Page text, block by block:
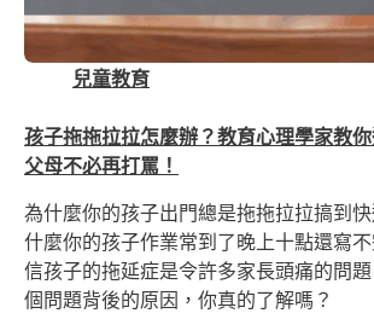
兒童教育
孩子拖拖拉拉怎麼辦？教育心理學家教你
父母不必再打罵！
為什麼你的孩子出門總是拖拖拉拉搞到
什麼你的孩子作業常到了晚上十點還寫
信孩子的拖延症是令許多家長頭痛的問
個問題背後的原因，你真的了解嗎？